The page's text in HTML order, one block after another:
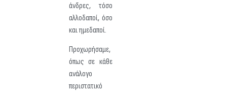
άνδρες, τόσο
αλλοδαποί, όσο
και ημεδαποί.
Προχωρήσαμε,
όπως σε κάθε
ανάλογο
περιστατικό